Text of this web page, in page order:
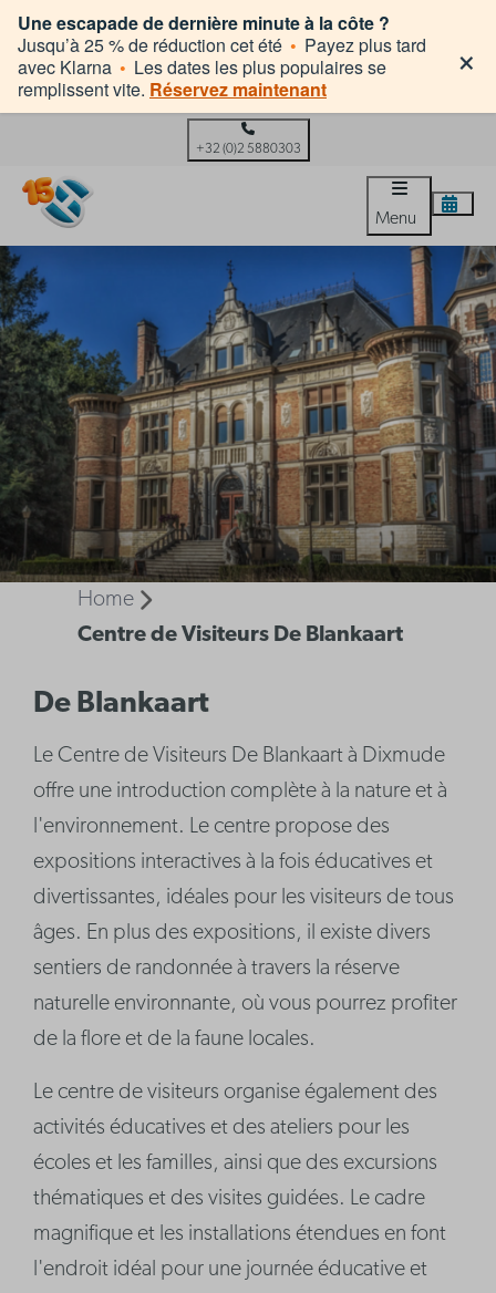
Une escapade de dernière minute à la côte ?
Jusqu’à 25 % de réduction cet été • Payez plus tard
avec Klarna • Les dates les plus populaires se
remplissent vite. Réservez maintenant
×
+32 (0)2 5880303
Menu
Home
Centre de Visiteurs De Blankaart
De Blankaart
Le Centre de Visiteurs De Blankaart à Dixmude
offre une introduction complète à la nature et à
l'environnement. Le centre propose des
expositions interactives à la fois éducatives et
divertissantes, idéales pour les visiteurs de tous
âges. En plus des expositions, il existe divers
sentiers de randonnée à travers la réserve
naturelle environnante, où vous pourrez profiter
de la flore et de la faune locales.
Le centre de visiteurs organise également des
activités éducatives et des ateliers pour les
écoles et les familles, ainsi que des excursions
thématiques et des visites guidées. Le cadre
magnifique et les installations étendues en font
l'endroit idéal pour une journée éducative et